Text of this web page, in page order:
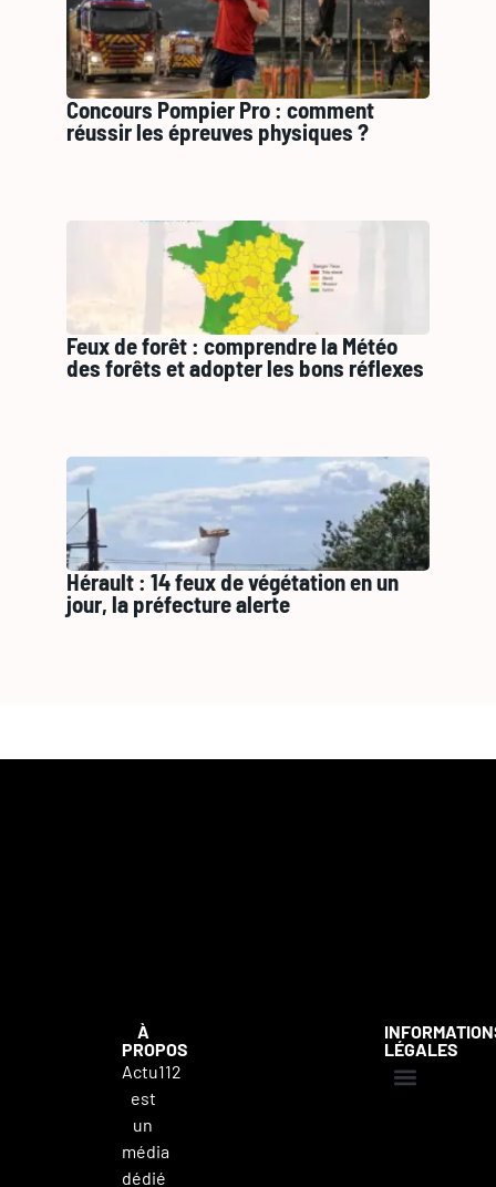
Concours Pompier Pro : comment
réussir les épreuves physiques ?
Feux de forêt : comprendre la Météo
des forêts et adopter les bons réflexes
Hérault : 14 feux de végétation en un
jour, la préfecture alerte
À
PROPOS
Actu112
est
un
média
dédié
LÉGALES